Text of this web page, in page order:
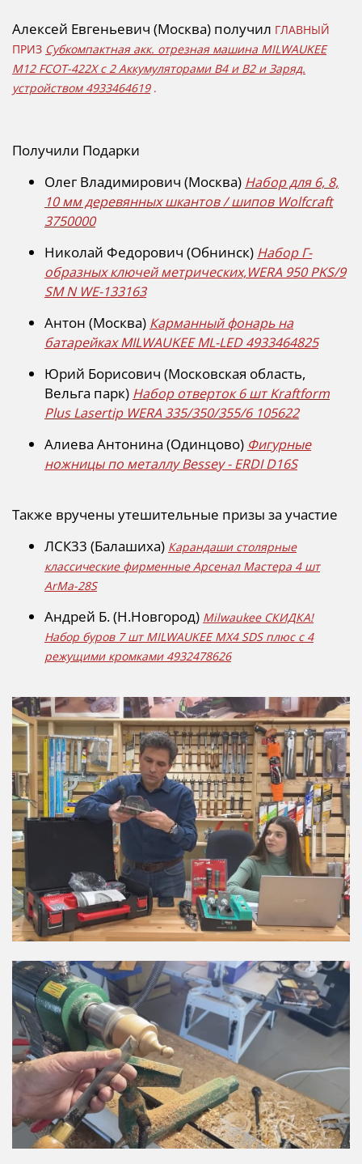
Алексей Евгеньевич (Москва) получил ГЛАВНЫЙ
ПРИЗ Субкомпактная акк. отрезная машина MILWAUKEE
M12 FCOT-422X с 2 Аккумуляторами B4 и B2 и Заряд.
устройством 4933464619.
Получили Подарки
Олег Владимирович (Москва) Набор для 6, 8,
10 мм деревянных шкантов / шипов Wolfcraft
3750000
Николай Федорович (Обнинск) Набор Г-
образных ключей метрических,WERA 950 PKS/9
SM N WE-133163
Антон (Москва) Карманный фонарь на
батарейках MILWAUKEE ML-LED 4933464825
Юрий Борисович (Московская область,
Вельга парк) Набор отверток 6 шт Kraftform
Plus Lasertip WERA 335/350/355/6 105622
Алиева Антонина (Одинцово) Фигурные
ножницы по металлу Bessey - ERDI D16S
Также вручены утешительные призы за участие
ЛСК33 (Балашиха) Карандаши столярные
классические фирменные Арсенал Мастера 4 шт
ArMa-28S
Андрей Б. (Н.Новгород) Milwaukee СКИДКА!
Набор буров 7 шт MILWAUKEE MX4 SDS плюс с 4
режущими кромками 4932478626